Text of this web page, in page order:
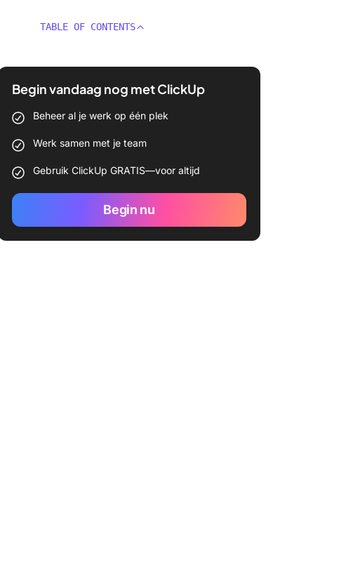
TABLE OF CONTENTS
Begin vandaag nog met ClickUp
Beheer al je werk op één plek
Werk samen met je team
Gebruik ClickUp GRATIS—voor altijd
Begin nu